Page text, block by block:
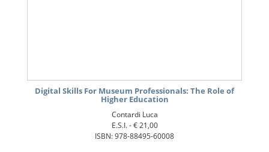
Digital Skills For Museum Professionals: The Role of
Higher Education
Contardi Luca
E.S.I. -€ 21,00
ISBN: 978-88495-60008